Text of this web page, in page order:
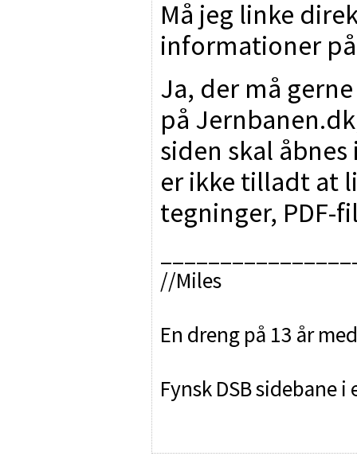
Må jeg linke
informationer
Ja, der må
på
siden skal
er ikke tilladt at
tegninger, PDF-
//Miles
En dreng på 13 år
Fynsk DSB sidebane i